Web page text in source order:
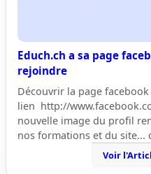
Educh.ch a sa page
rejoindre
Découvrir la page
lien http://
nouvelle image du profil
nos formations et du site...
Voir